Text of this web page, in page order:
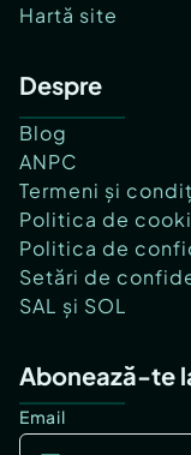
Hartă site
Despre
Blog
ANPC
Termeni și
Politica de
Politica de
Setări de
SAL și SOL
Abonează-te
Email